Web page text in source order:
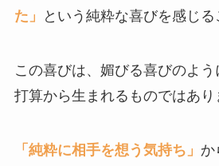
た」
という純粋な喜びを感じる
この喜びは、媚びる喜びのよ
打算から生まれるものではあり
「純粋に相手を想う気持ち」 か